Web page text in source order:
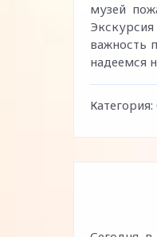
музей
важность
надеемся
Категория: